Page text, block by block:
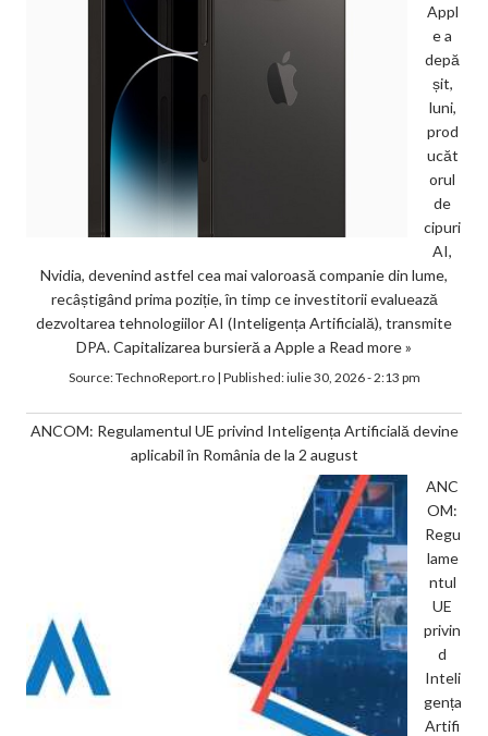
Appl
e a
depă
șit,
luni,
prod
ucăt
orul
de
cipuri
AI,
Nvidia, devenind astfel cea mai valoroasă companie din lume,
recâștigând prima poziție, în timp ce investitorii evaluează
dezvoltarea tehnologiilor AI (Inteligența Artificială), transmite
DPA. Capitalizarea bursieră a Apple a Read more »
Source:TechnoReport.ro| Published:iulie 30, 2026 - 2:13 pm
ANCOM: Regulamentul UE privind Inteligența Artificială devine
aplicabil în România de la 2 august
ANC
OM:
Regu
lame
ntul
UE
privin
d
Inteli
gența
Artifi